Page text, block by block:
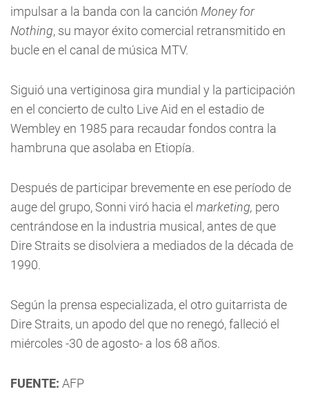
impulsar a la banda con la canción Money for
Nothing, su mayor éxito comercial retransmitido en
bucle en el canal de música MTV.
Siguió una vertiginosa gira mundial y la participación
en el concierto de culto Live Aid en el estadio de
Wembley en 1985 para recaudar fondos contra la
hambruna que asolaba en Etiopía.
Después de participar brevemente en ese período de
auge del grupo, Sonni viró hacia el marketing, pero
centrándose en la industria musical, antes de que
Dire Straits se disolviera a mediados de la década de
1990.
Según la prensa especializada, el otro guitarrista de
Dire Straits, un apodo del que no renegó, falleció el
miércoles -30 de agosto- a los 68 años.
FUENTE: AFP